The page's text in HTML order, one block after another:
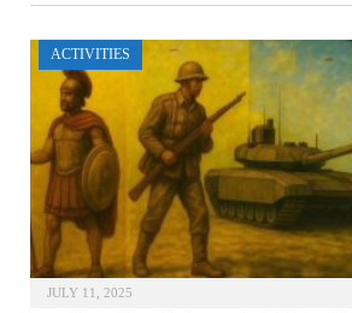
ACTIVITIES
JULY 11, 2025